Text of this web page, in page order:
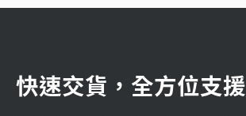
快速交貨，全方位支援